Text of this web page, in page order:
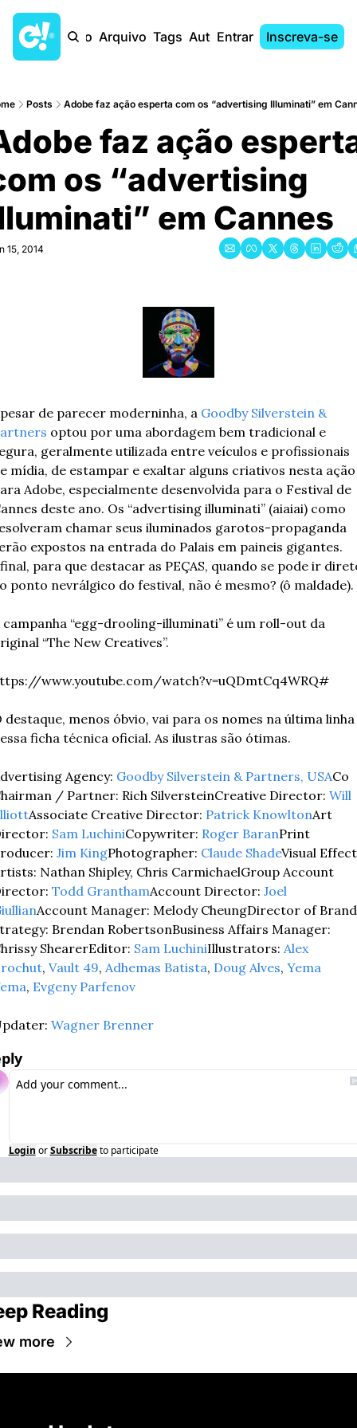
Início Arquivo Tags AutoresEntrar Inscreva-se
Posts Adobe faz ação esperta com os “advertising Illuminati” em
faz ação
os “advertising
em Cannes
15, 2014
de parecer moderninha, a Goodby Silverstein &
optou por uma abordagem bem tradicional e
geralmente utilizada entre veículos e profissionais
mídia, de estampar e exaltar alguns criativos nesta ação
Adobe, especialmente desenvolvida para o Festival de
deste ano. Os “advertising illuminati” (aiaiai) como
chamar seus iluminados garotos-propaganda
expostos na entrada do Palais em paineis gigantes.
para que destacar as PEÇAS, quando se pode ir
ponto nevrálgico do festival, não é mesmo? (ô maldade).
campanha “egg-drooling-illuminati” é um roll-out da
“The New Creatives”.
www.youtube.com/watch?v=uQDmtCq4WRQ#
destaque, menos óbvio, vai para os nomes na última linha
ficha técnica oficial. As ilustras são ótimas.
Agency: Goodby Silverstein & Partners, USACo
/ Partner: Rich SilversteinCreative Director: Will
Associate Creative Director: Patrick KnowltonArt
Sam LuchiniCopywriter: Roger BaranPrint
Jim KingPhotographer: Claude ShadeVisual
Nathan Shipley, Chris CarmichaelGroup Account
Todd GranthamAccount Director: Joel
Account Manager: Melody CheungDirector of Brand
Brendan RobertsonBusiness Affairs Manager:
ShearerEditor: Sam LuchiniIllustrators: Alex
, Vault 49, Adhemas Batista, Doug Alves, Yema
, Evgeny Parfenov
Wagner Brenner
Login or Subscribe to participate
Reading
more